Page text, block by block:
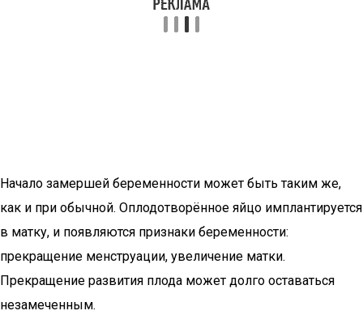
Начало замершей беременности может быть таким же,
как и при обычной. Оплодотворённое яйцо имплантируется
в матку, и появляются признаки беременности:
прекращение менструации, увеличение матки.
Прекращение развития плода может долго оставаться
незамеченным.